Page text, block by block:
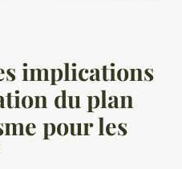
implications
du plan
pour les